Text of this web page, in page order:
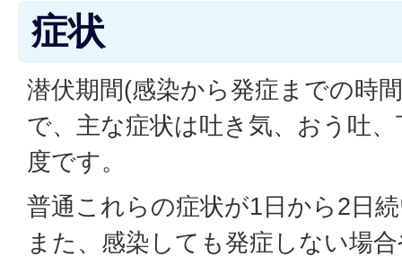
症状
潜伏期間(感染から発症までの時
で、主な症状は吐き気、おう吐
度です。
普通これらの症状が1日から2日
また、感染しても発症しない場